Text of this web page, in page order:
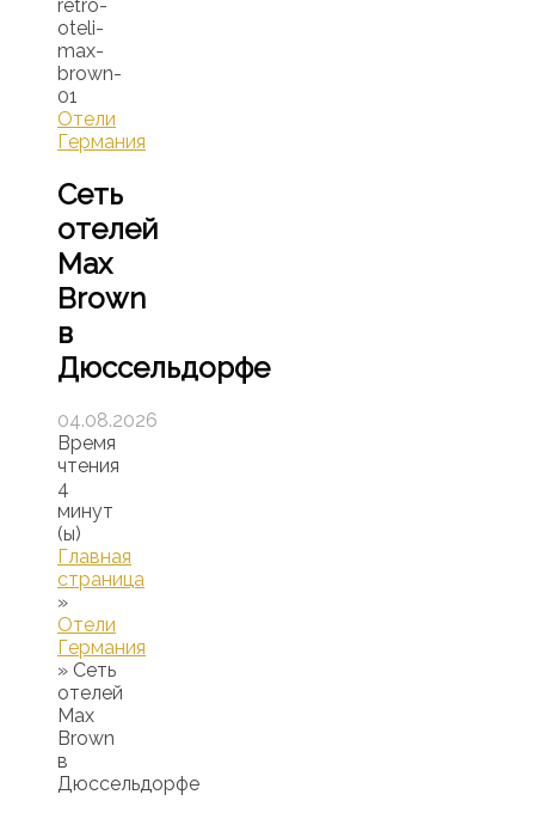
Отели
Германия
Сеть
отелей
Max
Brown
в
Дюссельдорфе
04.08.2026
Время
чтения
4
минут
(ы)
Главная
страница
»
Отели
Германия
» Сеть
отелей
Max
Brown
в
Дюссельдорфе